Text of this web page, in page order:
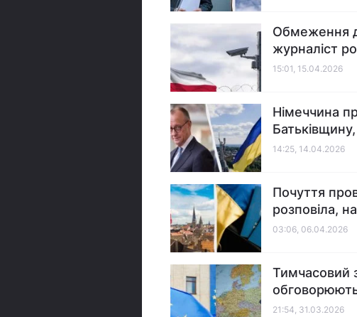
Обмеження
журналіст
15:01, 15.04.2026
Німеччина
14:25, 14.04.2026
Почуття
розповіла,
03:06, 06.04.2026
Тимчасовий
21:54, 31.03.2026